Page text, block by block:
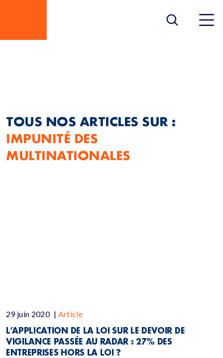
MULTINATIONALES
TOUS NOS ARTICLES SUR :
IMPUNITÉ DES
MULTINATIONALES
29 juin 2020 | Article
L’APPLICATION DE LA LOI SUR LE DEVOIR DE
VIGILANCE PASSÉE AU RADAR : 27% DES
ENTREPRISES HORS LA LOI ?